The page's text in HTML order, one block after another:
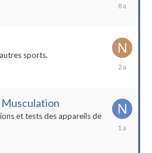
sports.
18
et tests des appareils de